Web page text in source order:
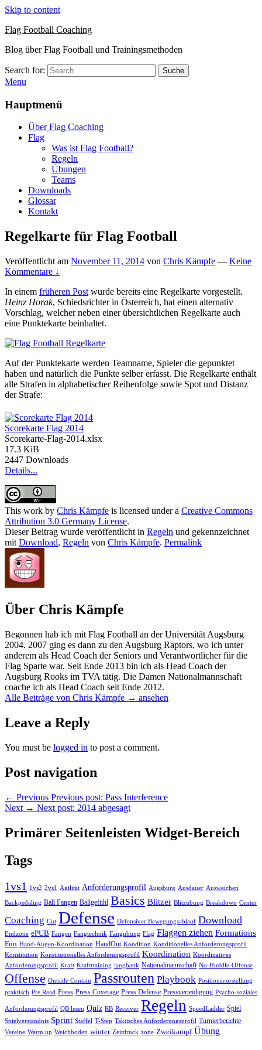
Skip to content
Flag Football Coaching
Blog über Flag Football und Trainingsmethoden
Search for: Suche
Menu
Hauptmenü
Über Flag Coaching
Flag
Was ist Flag Football?
Regeln
Übungen
Teams
Downloads
Glossar
Kontakt
Regelkarte für Flag Football
Veröffentlicht am November 11, 2014 von Chris Kämpfe — Keine
Kommentare ↓
In einem früheren Post wurde bereits eine Regelkarte vorgestellt.
Heinz Horak, Schiedsrichter in Österreich, hat einen alternativ
Vorschlag, welcher neben einer übersichtlichen Regelkarte auch
eine Punktekarte beinhaltet.
Auf der Punktekarte werden Teamname, Spieler die gepunktet
haben und natürlich die Punkte selber erfasst. Die Regelkarte enthält
alle Strafen in alphabetischer Reihenfolge sowie Spot und Distanz
der Strafe:
Scorekarte Flag 2014
Scorekarte-Flag-2014.xlsx
17.3 KiB
2447 Downloads
Details...
This work by Chris Kämpfe is licensed under a Creative Commons
Attribution 3.0 Germany License.
Dieser Beitrag wurde veröffentlicht in Regeln und gekennzeichnet
mit Download, Regeln von Chris Kämpfe. Permalink
Über Chris Kämpfe
Begonnen hab ich mit Flag Football an der Universität Augsburg
2004. 2007 ging es dann zu den Augsburg Raptors, wo ich unter
anderem als Head Coach der Seniors und Verantwortlicher für die
Flag Sparte war. Seit Ende 2013 bin ich als Head Coach der
Augsburg Rooks im TVA tätig. Die Damen Nationalmannschaft
coache ich als Head Coach seit Ende 2012.
Alle Beiträge von Chris Kämpfe → ansehen
Leave a Reply
You must be logged in to post a comment.
Post navigation
← Previous Previous post: Pass Interference
Next → Next post: 2014 abgesagt
Primärer Seitenleisten Widget-Bereich
Tags
1vs1 1vs2 2vs1 Agilität Anforderungsprofil Augsburg Ausdauer Ausweichen
Backpedaling Ball Fangen Ballgefühl Basics Blitzer Blitzübung Breakdown Center
Coaching Cut Defense Defensiver Bewegungsablauf Download
Endzone ePUB Fangen Fangtechnik Fangübung Flag Flaggen ziehen Formations
Fun Hand-Augen-Koordination HandOut Kondition Konditionelles Anforderungsprofil
Konstitution Konstitutionelles Anforderungsprofil Koordination Koordinatives
Anforderungsprofil Kraft Krafttraining langbank Nationalmannschaft No-Huddle-Offense
Offense Outside Contain Passrouten Playbook Positionsvorstellung
praktisch Pre Read Press Press Coverage Press Defense Pressverteidigung Psycho-soziales
Anforderungsprofil QB lesen Quiz RB Receiver Regeln SpeedLadder Spiel
Spielverständnis Sprint Staffel T-Step Taktisches Anforderungsprofil Turnierberichte
Vereine Warm up Weichboden winter Zeitdruck zone Zweikampf Übung